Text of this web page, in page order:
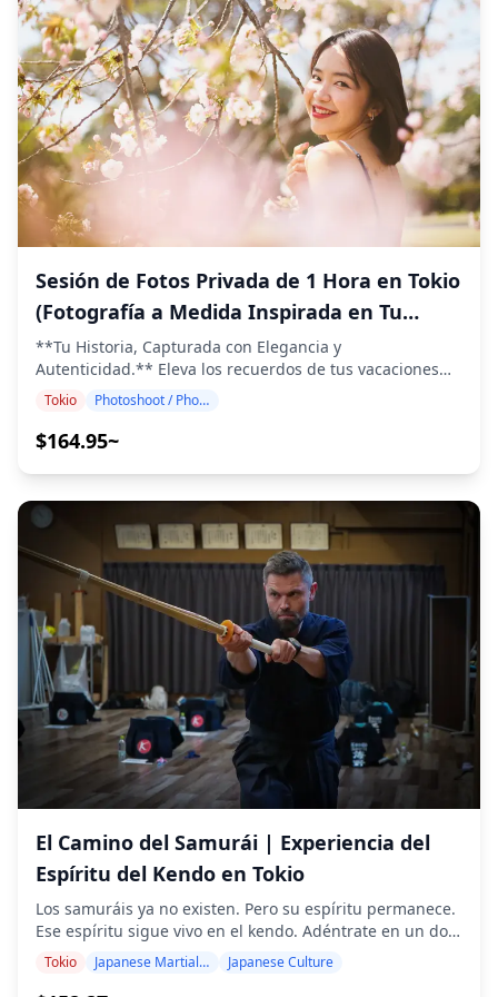
manejo de video/audio, políticas de publicación en redes
sociales, términos de cancelación, etc.) - El día del
evento, brindamos **interpretación y confirmación en el
lugar** según sea necesario para evitar malentendidos
sobre las reglas - En caso de cualquier falta de
comunicación (llegadas tardías, confusión sobre el lugar,
diferencias de entendimiento con los organizadores,
etc.), organizamos la situación y **brindamos apoyo
para una resolución sin problemas** *Sin embargo, las
decisiones finales y el cumplimiento de las reglas siguen
las regulaciones del organizador.* --- **[Solicitud para
las reglas establecidas por el organizador. Para una
experiencia segura y agradable, **asegúrese de seguir
brinda un apoyo cuidadoso desde la reserva hasta el día
del evento para que todos puedan disfrutar de la
experiencia con confianza.
comida adicionales ・Gastos personales ◆Itinerario
Descubra la escena de bares más singular de Tokio,
donde la cultura de la aviación se une a bebidas y
comidas excepcionales en lugares populares entre
pilotos, tripulantes de vuelo y entusiastas de la aviación.
・HANEDA SKY BREWING - Innovation City (1 hora)
Comience en esta cervecería de pequeños lotes con
terrazas frente a la pista. Observe cómo los aviones
despegan mientras prueba los grifos de cerveza
artesanal que cambian semanalmente y se fermentan
en el lugar. ・Haneda-no-Izakaya Anamori Airport (1
favorito local conocido por el "pollo frito del aeropuerto"
y el sake de origen isleño. Popular entre las
aviación. ・Jin Lime Western-Style Izakaya (1 hora)
Termine en este local nocturno que se especializa en
highballs de whisky japonés y platos occidentales estilo
extender su experiencia en Tokio. ◆Información
para beber en Japón) ・Perfecto para escalas en el
aeropuerto (se recomiendan más de 3 horas) ・Último
local abierto hasta la 1:00 AM para vuelos nocturnos ・
Este tour tendrá un máximo de 8 viajeros ・Fácil acceso
a todas las terminales de Haneda ![]
(https://assets.hldycdn.com/11f3d931-7ee0-4fa1-aa1d-
ef28ae077bc4.jpg) ![]
(https://assets.hldycdn.com/2f56356d-5e24-4ba5-bc45-
ebd603e9aaad.jpg)
Sesión fotográfica privada de 1 hora en
Tokio - Área del Aeropuerto de Haneda
Ofrecemos un programa de fotografía que guía a los
visitantes a algunos de los destinos populares y únicos
de Tokio, incluida la moderna área del Aeropuerto de
Haneda. Dirigido por fotógrafos altamente cualificados,
nuestro programa se adapta a su horario de viaje,
capturando composiciones naturales e identificando
lugares fotográficos ideales alrededor de este centro de
aviación y el distrito costero circundante. Experimente la
moderna infraestructura e innovación de Tokio a través
de las elegantes terminales del aeropuerto, los lugares
de observación de aviones, las vistas del paseo marítimo
de la bahía de Tokio y la combinación única de
arquitectura de transporte y desarrollo urbano de la
zona. Perfecto para entusiastas de la aviación y aquellos
interesados en el Tokio contemporáneo. Las sesiones de
y se pueden reservar con hasta 3 días de antelación.
Organizaremos un fotógrafo que hable inglés, chino o
entregan en una semana, y puede seleccionar sus 10
fotos favoritas para su reenvío. Se realizan correcciones
para evocar una atmósfera específica y, si se desea, se
pueden realizar ajustes en el estado de ánimo y el color.
¡Permítanos capturar sus momentos especiales en Tokio
a través de nuestros servicios de fotografía! ◆
Información importante: ・Si llega tarde a la hora de
reunión programada, la duración de la sesión y la
cantidad de fotos entregadas pueden reducirse. ・Si se
pronostica lluvia para el lugar de la sesión 3 días antes
de la fecha programada o si llueve inesperadamente el
día de la sesión, hay tres opciones disponibles: (1)
reprogramar la fecha y la hora, (2) cambiar la ubicación
o (3) cancelar la sesión. ・Pueden aplicarse restricciones
centrará en las áreas públicas permitidas. ・Ideal para
entusiastas de la fotografía de aviación y la arquitectura
4bcc-b0fe-bc6f8dcf33b0.jpg) ![]
(https://assets.hldycdn.com/2dbf8189-b4d3-4a2c-bb51-
14cd618c4427.jpg) ![]
Área del Aeropuerto de Haneda Photoshoot / Photo tour
$120.54~
1 hour
Sesión de Fotos Privada de 1 Hora en Tokio
(Fotografía a Medida Inspirada en Tu
Historia Única)
**Tu Historia, Capturada con Elegancia y
Autenticidad.** Eleva los recuerdos de tus vacaciones
con una sesión fotográfica diseñada exclusivamente
para ti. Como fotógrafo profesional de Holiday Travel, me
especializo en narrativa visual de alto nivel que combina
tu estilo personal con la belleza natural de tu entorno. --
**Personalización Estética:** No creo en soluciones
genéricas. Adapto la composición y la iluminación a tu
estilo particular, para que las imágenes finales reflejen
tu individualidad y sentido de la moda. - **El Enfoque
"La Comodidad Primero":** Olvídate de las poses rígidas
e incómodas. Me enfoco en crear un ambiente relajado a
través de una conversación distendida. Mi objetivo es
que la sesión se sienta como una parte agradable de tus
Tokio Photoshoot / Photo tour
$164.95~